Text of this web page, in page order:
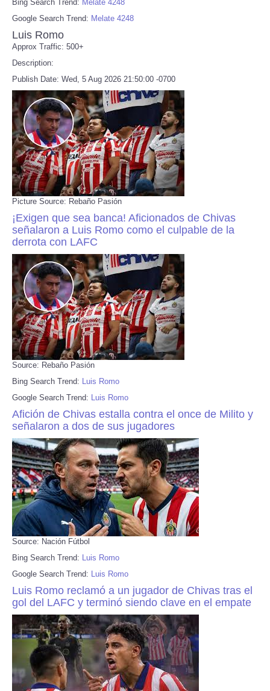
Bing Search Trend: Melate 4248
Google Search Trend: Melate 4248
Luis Romo
Approx Traffic: 500+
Description:
Publish Date: Wed, 5 Aug 2026 21:50:00 -0700
Picture Source: Rebaño Pasión
¡Exigen que sea banca! Aficionados de Chivas
señalaron a Luis Romo como el culpable de la
derrota con LAFC
Source: Rebaño Pasión
Bing Search Trend: Luis Romo
Google Search Trend: Luis Romo
Afición de Chivas estalla contra el once de Milito y
señalaron a dos de sus jugadores
Source: Nación Fútbol
Bing Search Trend: Luis Romo
Google Search Trend: Luis Romo
Luis Romo reclamó a un jugador de Chivas tras el
gol del LAFC y terminó siendo clave en el empate